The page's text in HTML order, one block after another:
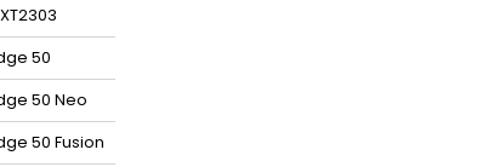
50
50 Neo
50 Fusion